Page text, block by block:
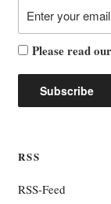
Please read our
RSS
RSS-Feed